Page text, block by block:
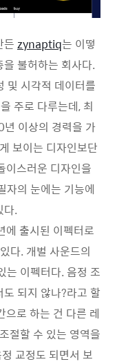
든 zynaptiq는 이떻
불허하는 회사다.
및 시각적 데이터를
주로 다루는데, 최
이상의 경력을 가
보이는 디자인보단
이스러운 디자인을
자의 눈에는 기능에
다.
출시된 이펙터로
다. 개벌 사운드의
는 이펙터다. 음정 조
되지 않나?라고 할
으로 하는 건 다른 레
절할 수 있는 영역을
교정도 되면서 보